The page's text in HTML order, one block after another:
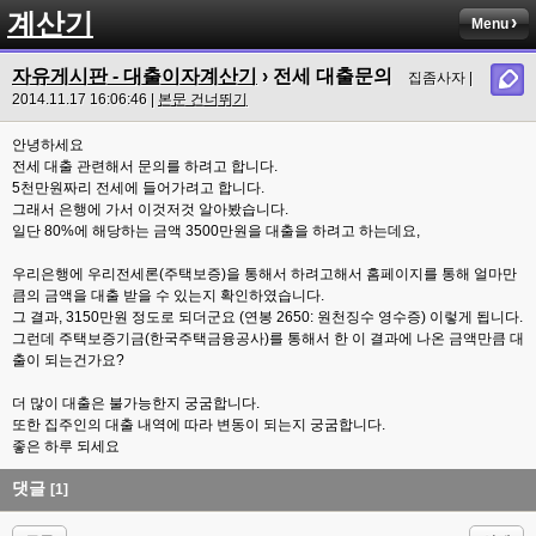
계산기 Menu
자유게시판 - 대출이자계산기 › 전세 대출문의
집좀사자 |
2014.11.17 16:06:46 | 본문 건너뛰기
안녕하세요
전세 대출 관련해서 문의를 하려고 합니다.
5천만원짜리 전세에 들어가려고 합니다.
그래서 은행에 가서 이것저것 알아봤습니다.
일단 80%에 해당하는 금액 3500만원을 대출을 하려고 하는데요,
우리은행에 우리전세론(주택보증)을 통해서 하려고해서 홈페이지를 통해 얼마만
큼의 금액을 대출 받을 수 있는지 확인하였습니다.
그 결과, 3150만원 정도로 되더군요 (연봉 2650: 원천징수 영수증) 이렇게 됩니다.
그런데 주택보증기금(한국주택금융공사)를 통해서 한 이 결과에 나온 금액만큼 대
출이 되는건가요?
더 많이 대출은 불가능한지 궁굼합니다.
또한 집주인의 대출 내역에 따라 변동이 되는지 궁굼합니다.
좋은 하루 되세요
댓글 [1]